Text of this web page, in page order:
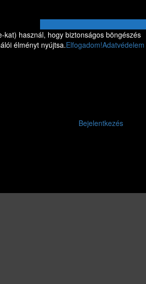
kat) használ, hogy biztonságos böngészés
élményt nyújtsa.Elfogadom!Adatvédelem
Bejelentkezés